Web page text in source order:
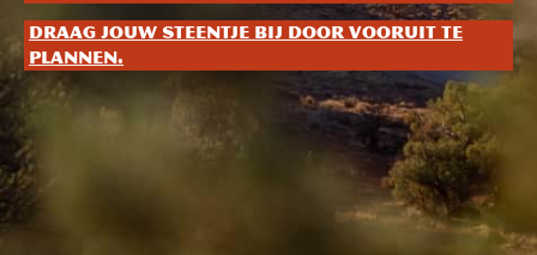
Draag jouw steentje bij door vooruit te
plannen.